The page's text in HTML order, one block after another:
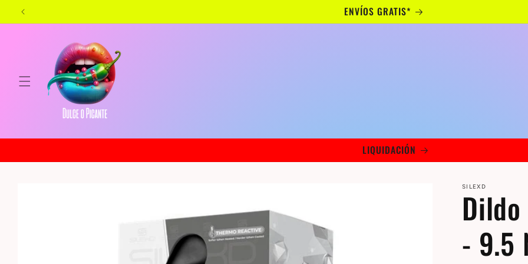
Skip to
ENVÍOS GRATIS*
LIQUIDACIÓN
SILEXD
- 9.5